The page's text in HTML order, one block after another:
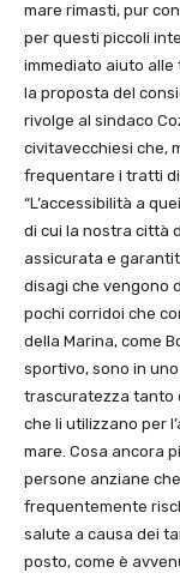
mare rimasti, pur
per questi piccoli
immediato aiuto alle
la proposta del
rivolge al sindaco
civitavecchiesi che,
frequentare i tratti
“L’accessibilità a
di cui la nostra città
assicurata e
disagi che vengono
pochi corridoi che
della Marina, come
sportivo, sono in
trascuratezza tanto
che li utilizzano per
mare. Cosa ancora
persone anziane
frequentemente
salute a causa dei
posto, come è